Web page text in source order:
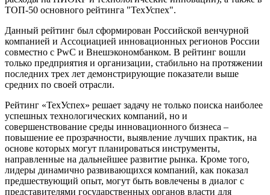
ТОП-50 основного рейтинга "ТехУспех".
Данный рейтинг был сформирован Российской венчурной
компанией и Ассоциацией инновационных регионов России
совместно с PwC и Внешэкономбанком. В рейтинг вошли
только предприятия и организации, стабильно на протяжении
последних трех лет демонстрирующие показатели выше
средних по своей отрасли.
Рейтинг «ТехУспех» решает задачу не только поиска наиболее
успешных технологических компаний, но и
совершенствование среды инновационного бизнеса –
повышение ее прозрачности, выявление лучших практик, на
основе которых могут планироваться инструменты,
направленные на дальнейшее развитие рынка. Кроме того,
лидеры динамично развивающихся компаний, как показал
предшествующий опыт, могут быть вовлечены в диалог с
представителями государственных органов власти для